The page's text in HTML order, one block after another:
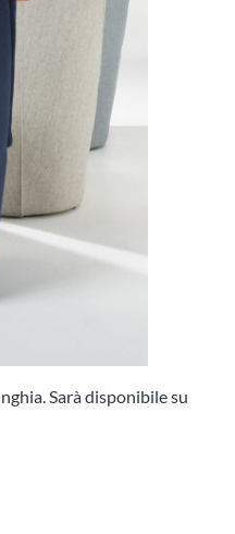
Sarà disponibile su